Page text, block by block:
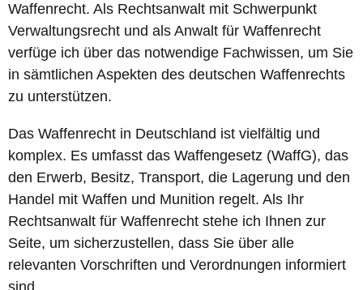
Waffenrecht. Als Rechtsanwalt mit Schwerpunkt
Verwaltungsrecht und als Anwalt für Waffenrecht
verfüge ich über das notwendige Fachwissen, um Sie
in sämtlichen Aspekten des deutschen Waffenrechts
zu unterstützen.
Das Waffenrecht in Deutschland ist vielfältig und
komplex. Es umfasst das Waffengesetz (WaffG), das
den Erwerb, Besitz, Transport, die Lagerung und den
Handel mit Waffen und Munition regelt. Als Ihr
Rechtsanwalt für Waffenrecht stehe ich Ihnen zur
Seite, um sicherzustellen, dass Sie über alle
relevanten Vorschriften und Verordnungen informiert
sind.